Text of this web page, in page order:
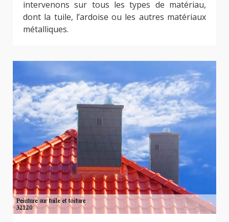
intervenons sur tous les types de matériau,
dont la tuile, l’ardoise ou les autres matériaux
métalliques.